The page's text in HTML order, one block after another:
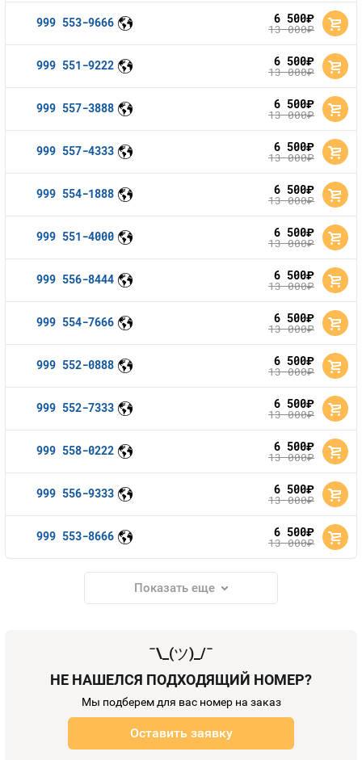
999 553-9666 6 500руб.
13 000руб.
999 551-9222 6 500руб.
13 000руб.
999 557-3888 6 500руб.
13 000руб.
999 557-4333 6 500руб.
13 000руб.
999 554-1888 6 500руб.
13 000руб.
999 551-4000 6 500руб.
13 000руб.
999 556-8444 6 500руб.
13 000руб.
999 554-7666 6 500руб.
13 000руб.
999 552-0888 6 500руб.
13 000руб.
999 552-7333 6 500руб.
13 000руб.
999 558-0222 6 500руб.
13 000руб.
999 556-9333 6 500руб.
13 000руб.
999 553-8666 6 500руб.
13 000руб.
Показать еще
¯\_(ツ)_/¯
НЕ НАШЕЛСЯ ПОДХОДЯЩИЙ НОМЕР?
Мы подберем для вас номер на заказ
Оставить заявку